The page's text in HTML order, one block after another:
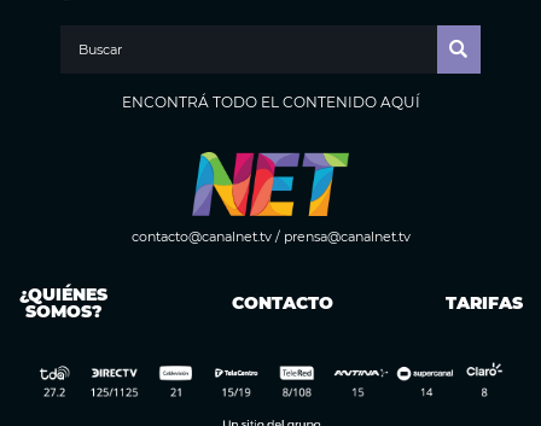
ENCONTRÁ TODO EL CONTENIDO AQUÍ
contacto@canalnet.tv/ prensa@canalnet.tv
¿QUIÉNES
SOMOS? CONTACTO TARIFAS